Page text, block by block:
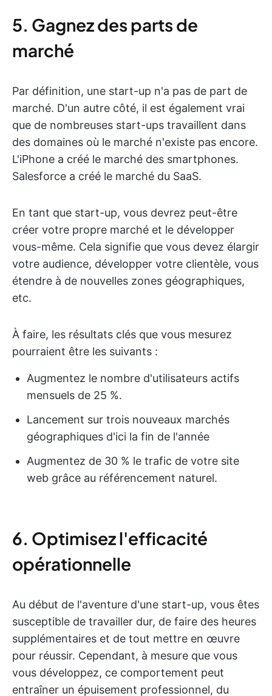
5. Gagnez des parts de
marché
Par définition, une start-up n'a pas de part de
marché. D'un autre côté, il est également vrai
que de nombreuses start-ups travaillent dans
des domaines où le marché n'existe pas encore.
L'iPhone a créé le marché des smartphones.
Salesforce a créé le marché du SaaS.
En tant que start-up, vous devrez peut-être
créer votre propre marché et le développer
vous-même. Cela signifie que vous devez élargir
votre audience, développer votre clientèle, vous
étendre à de nouvelles zones géographiques,
etc.
À faire, les résultats clés que vous mesurez
pourraient être les suivants :
Augmentez le nombre d'utilisateurs actifs
mensuels de 25 %.
Lancement sur trois nouveaux marchés
géographiques d'ici la fin de l'année
Augmentez de 30 % le trafic de votre site
web grâce au référencement naturel.
6. Optimisez l'efficacité
opérationnelle
Au début de l'aventure d'une start-up, vous êtes
susceptible de travailler dur, de faire des heures
supplémentaires et de tout mettre en œuvre
pour réussir. Cependant, à mesure que vous
vous développez, ce comportement peut
entraîner un épuisement professionnel, du